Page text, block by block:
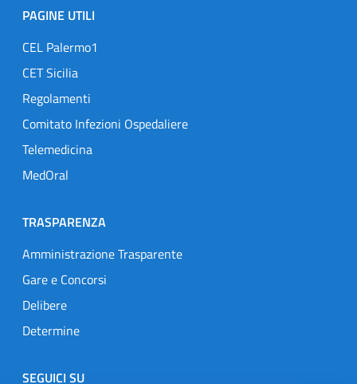
PAGINE UTILI
CEL Palermo1
CET Sicilia
Regolamenti
Comitato Infezioni Ospedaliere
Telemedicina
MedOral
TRASPARENZA
Amministrazione Trasparente
Gare e Concorsi
Delibere
Determine
SEGUICI SU